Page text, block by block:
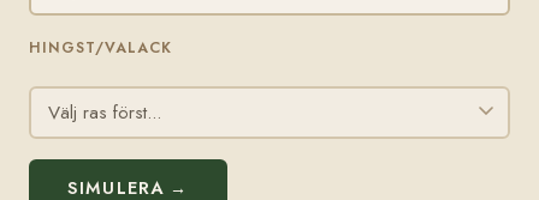
HINGST/VALACK
SIMULERA →